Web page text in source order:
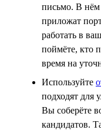
письмо. В нём
приложат
работать в
поймёте, кто
время на
Используйте
подходят для
Вы соберёте
кандидатов.